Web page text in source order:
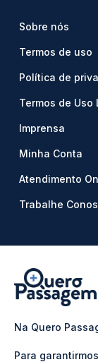
Sobre nós
Termos de uso
Política de
Termos de Uso
Imprensa
Minha Conta
Atendimento
Trabalhe
Na Quero
Para